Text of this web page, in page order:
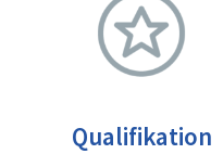
Qualifikation